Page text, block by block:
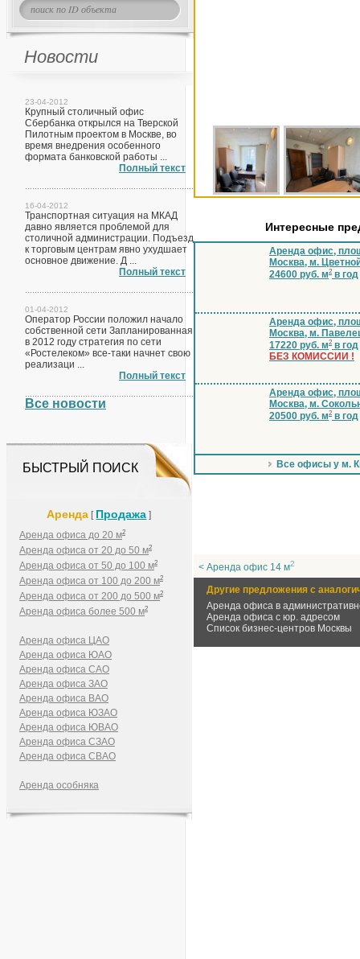
Новости
23-04-2012
Крупный столичный офис
Сбербанка открылся на Тверской
Пилотным проектом в Москве, во
время внедрения особенного
формата банковской работы ...
Полный текст
16-04-2012
Транспортная ситуация на МКАД
давно является проблемой для
столичной администрации. Подъезд
к торговым центрам явно ухудшает
основное движение. Д ...
Полный текст
01-04-2012
Оператор России положил начало
собственной сети Запланированная
в 2012 году стратегия по сети
«Ростелеком» все-таки начнет свою
реализаци ...
Полный текст
Все новости
БЫСТРЫЙ ПОИСК
Аренда [ Продажа ]
Аренда офиса до 20 м2
Аренда офиса от 20 до 50 м2
Аренда офиса от 50 до 100 м2
Аренда офиса от 100 до 200 м2
Аренда офиса от 200 до 500 м2
Аренда офиса более 500 м2
Аренда офиса ЦАО
Аренда офиса ЮАО
Аренда офиса САО
Аренда офиса ЗАО
Аренда офиса ВАО
Аренда офиса ЮЗАО
Аренда офиса ЮВАО
Аренда офиса СЗАО
Аренда офиса СВАО
Аренда особняка
Интересные
Аренда офис,
Москва, м.
24600 руб. м2 в год
Аренда офис,
Москва, м.
17220 руб. м2 в год
БЕЗ КОМИССИИ !
Аренда офис,
Москва, м.
20500 руб. м2 в год
Все офисы у м.
< Аренда офис 14 м2
Другие предложения с
Аренда офиса в
Аренда офиса с юр. адресом
Список бизнес-центров Москвы